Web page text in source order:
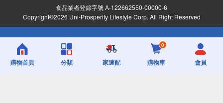
食品業者登錄字號 A-122662550-00000-6
Copyright©2026 Uni-Prosperity Lifestyle Corp. All Right Reserved
購物首頁 分類 家速配
0
購物車 會員